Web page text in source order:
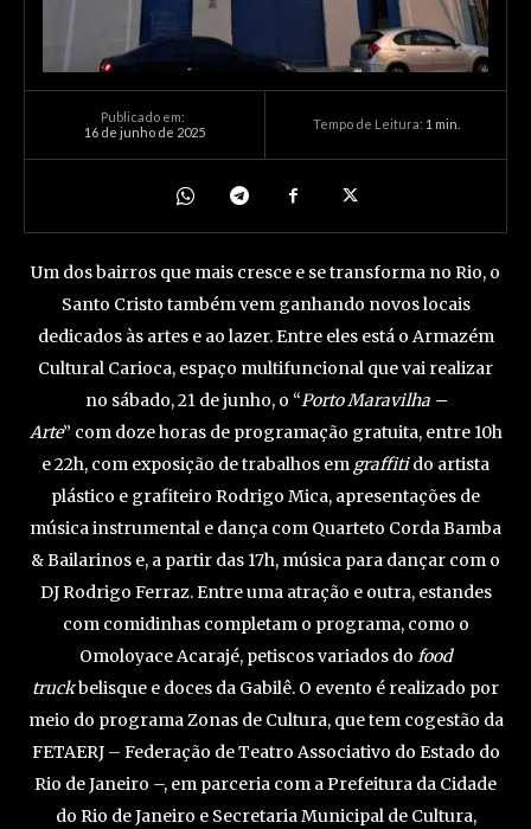
Publicado em:
16 de junho de 2025
Tempo de Leitura: 1 min.
Um dos bairros que mais cresce e se transforma no Rio, o
Santo Cristo também vem ganhando novos locais
dedicados às artes e ao lazer. Entre eles está o Armazém
Cultural Carioca, espaço multifuncional que vai realizar
no sábado, 21 de junho, o “Porto Maravilha –
Arte” com doze horas de programação gratuita, entre 10h
e 22h, com exposição de trabalhos em graffitido artista
plástico e grafiteiro Rodrigo Mica, apresentações de
música instrumental e dança com Quarteto Corda Bamba
& Bailarinos e, a partir das 17h, música para dançar com o
DJ Rodrigo Ferraz. Entre uma atração e outra, estandes
com comidinhas completam o programa, como o
Omoloyace Acarajé, petiscos variados do food
truckbelisque e doces da Gabilê. O evento é realizado por
meio do programa Zonas de Cultura, que tem cogestão da
FETAERJ – Federação de Teatro Associativo do Estado do
Rio de Janeiro –, em parceria com a Prefeitura da Cidade
do Rio de Janeiro e Secretaria Municipal de Cultura,